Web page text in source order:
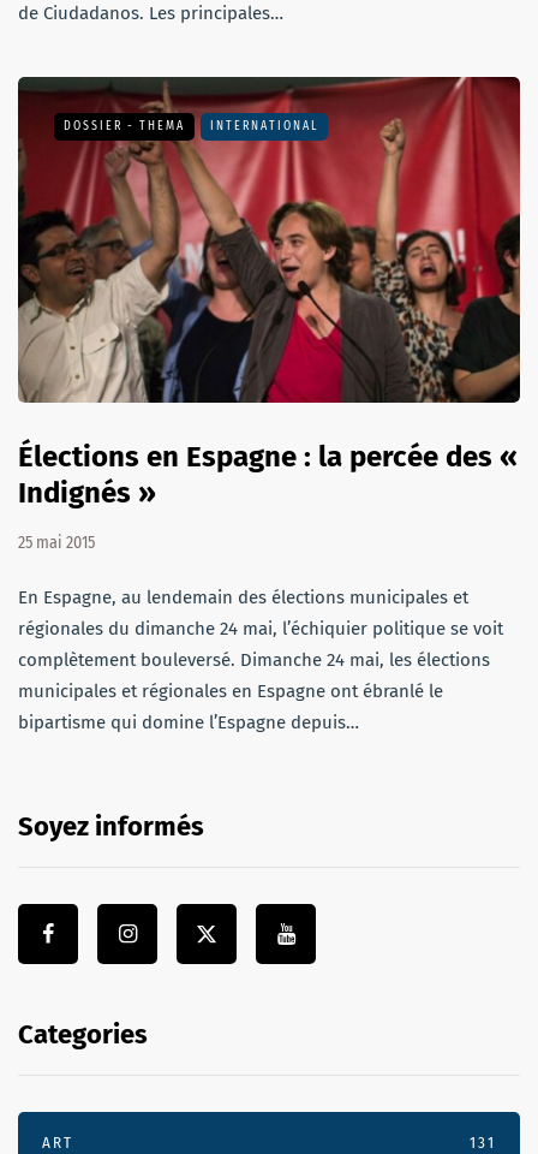
de Ciudadanos. Les principales…
DOSSIER - THEMA INTERNATIONAL
Élections en Espagne : la percée des «
Indignés »
25 mai 2015
En Espagne, au lendemain des élections municipales et
régionales du dimanche 24 mai, l’échiquier politique se voit
complètement bouleversé. Dimanche 24 mai, les élections
municipales et régionales en Espagne ont ébranlé le
bipartisme qui domine l’Espagne depuis…
Soyez informés
Categories
ART 131